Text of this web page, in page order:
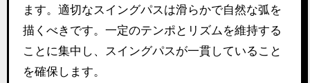
ます。適切なスイングパスは滑らかで自然な弧を
描くべきです。一定のテンポとリズムを維持する
ことに集中し、スイングパスが一貫していること
を確保します。